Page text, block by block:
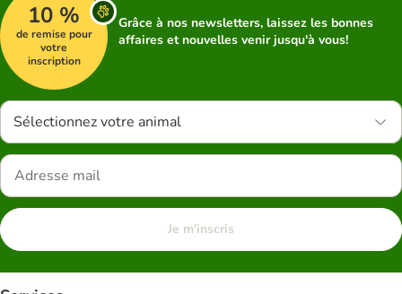
10 %
de remise pour
votre
inscription
Grâce à nos newsletters, laissez les bonnes
affaires et nouvelles venir jusqu'à vous!
Sélectionnez votre animal
Je m'inscris